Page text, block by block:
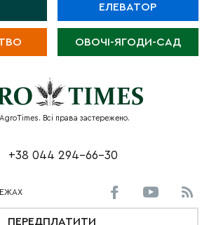
ЕЛЕВАТОР
ОВОЧІ-ЯГОДИ-САД
Всі права застережено.
+38 044 294-66-30
ПЕРЕДПЛАТИТИ